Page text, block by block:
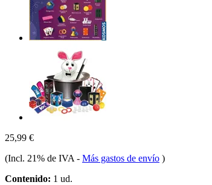
25,99 €
(Incl. 21% de IVA - Más gastos de envío )
Contenido: 1 ud.